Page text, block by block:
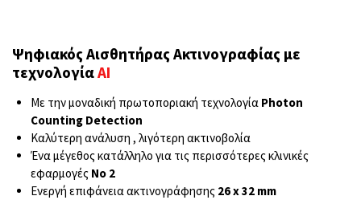
Ψηφιακός Αισθητήρας Ακτινογραφίας με
τεχνολογίαΑΙ
Με την μοναδική πρωτοποριακή τεχνολογία Photon
Counting Detection
Καλύτερη ανάλυση , λιγότερη ακτινοβολία
Ένα μέγεθος κατάλληλο για τις περισσότερες κλινικές
εφαρμογές Νο 2
Ενεργή επιφάνεια ακτινογράφησης 26 x 32 mm